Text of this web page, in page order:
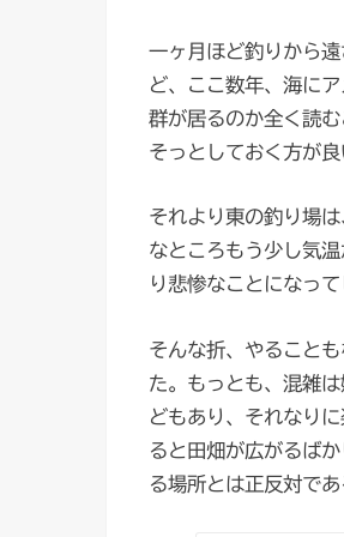
一ヶ月ほど釣りから
ど、ここ数年、海に
群が居るのか全く読
そっとしておく方が良
それより東の釣り場
なところもう少し気
り悲惨なことになって
そんな折、やること
た。もっとも、混雑
どもあり、それなり
ると田畑が広がるば
る場所とは正反対であ